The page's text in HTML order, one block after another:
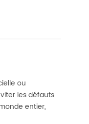
ou
les défauts
entier,